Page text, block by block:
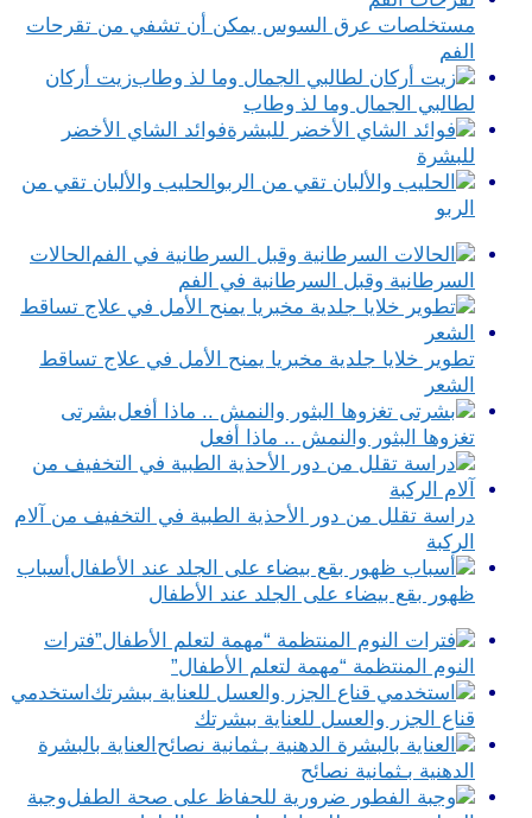
مستخلصات عرق السوس يمكن أن تشفي من تقرحات
الفم
زيت أركان
لطالبي الجمال وما لذ وطاب
فوائد الشاي الأخضر
للبشرة
الحليب والألبان تقي من
الربو
الحالات
السرطانية وقبل السرطانية في الفم
تطوير خلايا جلدية مخبريا يمنح الأمل في علاج تساقط
الشعر
بشرتى
تغزوها البثور والنمش .. ماذا أفعل
دراسة تقلل من دور الأحذية الطبية في التخفيف من آلام
الركبة
أسباب
ظهور بقع بيضاء على الجلد عند الأطفال
فترات
النوم المنتظمة “مهمة لتعلم الأطفال”
استخدمي
قناع الجزر والعسل للعناية ببشرتك
العناية بالبشرة
الدهنية بـثمانية نصائح
وجبة